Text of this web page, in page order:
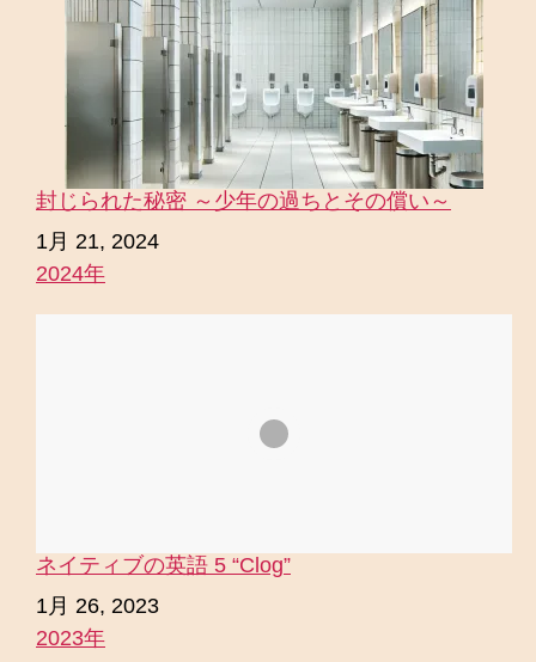
封じられた秘密 ～少年の過ちとその償い～
日付
1月 21, 2024
関連理由
2024年
ネイティブの英語 5 “Clog”
日付
1月 26, 2023
関連理由
2023年